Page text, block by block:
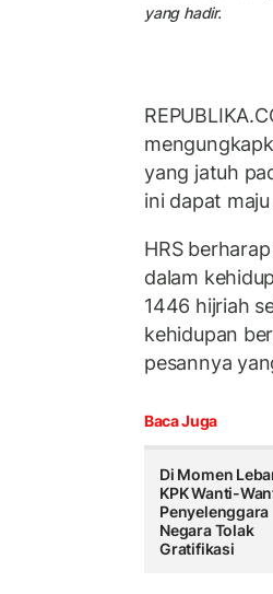
yang hadir.
yang jatuh
ini dapat
HRS
dalam
1446 hijriah
kehidupan
pesannya
Baca Juga
Di Momen
KPK Wanti-
Penyelenggara
Negara Tolak
Gratifikasi